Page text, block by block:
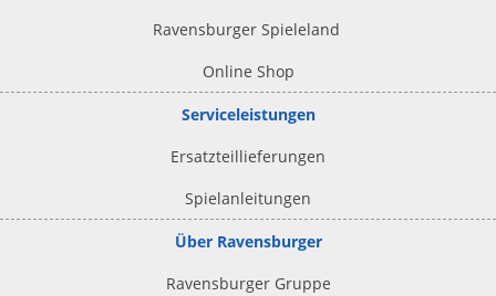
Ravensburger Spieleland
Online Shop
Serviceleistungen
Ersatzteillieferungen
Spielanleitungen
Über Ravensburger
Ravensburger Gruppe